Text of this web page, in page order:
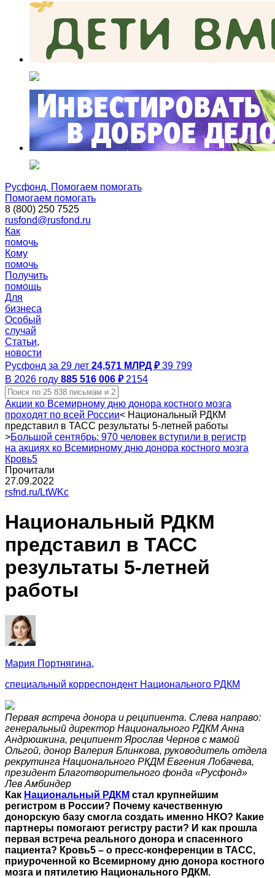
Русфонд. Помогаем помогать
Помогаем помогать
8 (800) 250 7525
rusfond@rusfond.ru
Как
помочь
Кому
помочь
Получить
помощь
Для
бизнеса
Особый
случай
Статьи,
новости
Русфонд за 29 лет 24,571 МЛРД ₽ 39 799
В 2026 году 885 516 006 ₽ 2154
Акции ко Всемирному дню донора костного мозга
проходят по всей России< Национальный РДКМ
представил в ТАСС результаты 5-летней работы
>Большой сентябрь: 970 человек вступили в регистр
на акциях ко Всемирному дню донора костного мозга
Кровь5
Прочитали
27.09.2022
rsfnd.ru/LtWKc
Национальный РДКМ
представил в ТАСС
результаты 5-летней
работы
Мария Портнягина,
специальный корреспондент Национального РДКМ
Первая встреча донора и реципиента. Слева направо:
генеральный директор Национального РДКМ Анна
Андрюшкина, реципиент Ярослав Чернов с мамой
Ольгой, донор Валерия Блинкова, руководитель отдела
рекрутинга Национального РКДМ Евгения Лобачева,
президент Благотворительного фонда «Русфонд»
Лев Амбиндер
Как Национальный РДКМ стал крупнейшим
регистром в России? Почему качественную
донорскую базу смогла создать именно НКО? Какие
партнеры помогают регистру расти? И как прошла
первая встреча реального донора и спасенного
пациента? Кровь5 – о пресс-конференции в ТАСС,
приуроченной ко Всемирному дню донора костного
мозга и пятилетию Национального РДКМ.